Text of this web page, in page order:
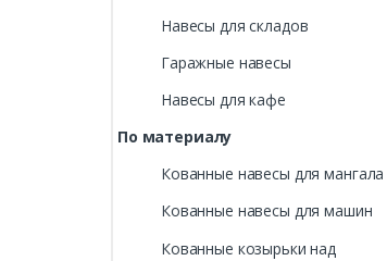
Навесы для складов
Гаражные навесы
Навесы для кафе
По материалу
Кованные навесы для мангала
Кованные навесы для машин
Кованные козырьки над